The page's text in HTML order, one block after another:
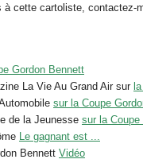
à cette cartoliste,
Gordon Bennett
La Vie Au Grand Air sur
sur la Coupe
de la Jeunesse sur la
Le gagnant est ...
Bennett Vidéo